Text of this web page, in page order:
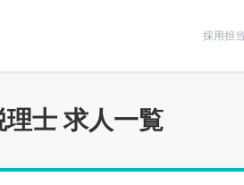
採用担
士 求人一覧